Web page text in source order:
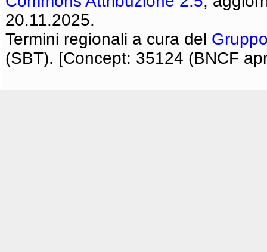
20.11.2025.
Termini regionali a cura del
(SBT). [Concept: 35124 (BNCF